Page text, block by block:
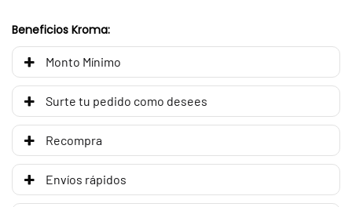
Beneficios Kroma:
Monto Mínimo
Surte tu pedido como desees
Recompra
Envíos rápidos